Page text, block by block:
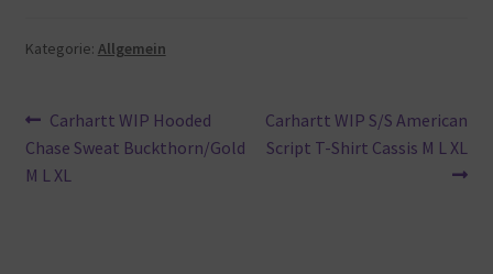
Kategorie: Allgemein
Beitragsnavigation
Vorheriger
Beitrag:
Carhartt WIP Hooded
Chase Sweat Buckthorn/Gold
M L XL
Nächster
Beitrag:
Carhartt WIP S/S American
Script T-Shirt Cassis M L XL